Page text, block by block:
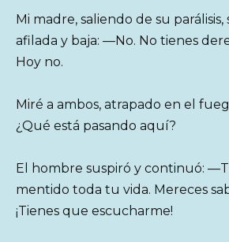
Mi madre, saliendo de su
afilada y baja: —No. No tienes
Hoy no.
Miré a ambos, atrapado en el
¿Qué está pasando aquí?
El hombre suspiró y continuó:
mentido toda tu vida. Mereces
¡Tienes que escucharme!